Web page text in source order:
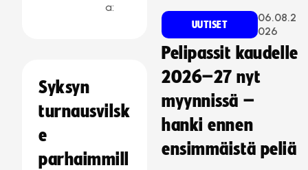
a:
Syksyn
turnausvilsk
e
parhaimmill
UUTISET
06.08.2
026
Pelipassit kaudelle
2026–27 nyt
myynnissä –
hanki ennen
ensimmäistä peliä